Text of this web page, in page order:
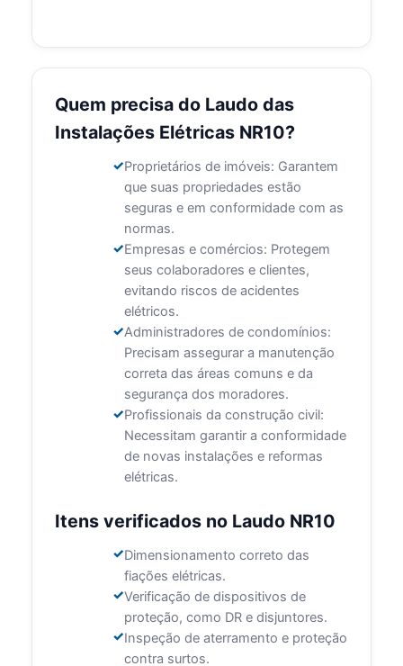
Quem precisa do Laudo das
Instalações Elétricas NR10?
Proprietários de imóveis: Garantem
que suas propriedades estão
seguras e em conformidade com as
normas.
Empresas e comércios: Protegem
seus colaboradores e clientes,
evitando riscos de acidentes
elétricos.
Administradores de condomínios:
Precisam assegurar a manutenção
correta das áreas comuns e da
segurança dos moradores.
Profissionais da construção civil:
Necessitam garantir a conformidade
de novas instalações e reformas
elétricas.
Itens verificados no Laudo NR10
Dimensionamento correto das
fiações elétricas.
Verificação de dispositivos de
proteção, como DR e disjuntores.
Inspeção de aterramento e proteção
contra surtos.